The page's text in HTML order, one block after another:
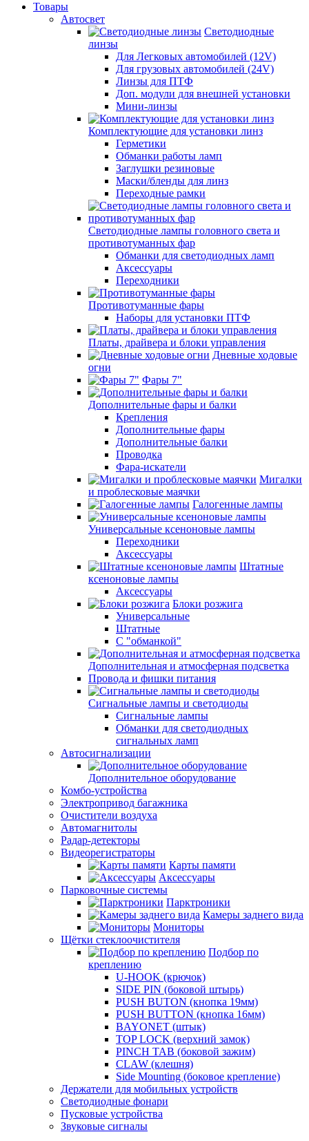
Товары
Автосвет
Светодиодные
линзы
Для Легковых автомобилей (12V)
Для грузовых автомобилей (24V)
Линзы для ПТФ
Доп. модули для внешней установки
Мини-линзы
Комплектующие для установки линз
Герметики
Обманки работы ламп
Заглушки резиновые
Маски/бленды для линз
Переходные рамки
Светодиодные лампы головного света и
противотуманных фар
Обманки для светодиодных ламп
Аксессуары
Переходники
Противотуманные фары
Наборы для установки ПТФ
Платы, драйвера и блоки управления
Дневные ходовые
огни
Фары 7"
Дополнительные фары и балки
Крепления
Дополнительные фары
Дополнительные балки
Проводка
Фара-искатели
Мигалки
и проблесковые маячки
Галогенные лампы
Универсальные ксеноновые лампы
Переходники
Аксессуары
Штатные
ксеноновые лампы
Аксессуары
Блоки розжига
Универсальные
Штатные
С "обманкой"
Дополнительная и атмосферная подсветка
Провода и фишки питания
Cигнальные лампы и светодиоды
Сигнальные лампы
Обманки для светодиодных
сигнальных ламп
Автосигнализации
Дополнительное оборудование
Комбо-устройства
Электропривод багажника
Очистители воздуха
Автомагнитолы
Радар-детекторы
Видеорегистраторы
Карты памяти
Аксессуары
Парковочные системы
Парктроники
Камеры заднего вида
Мониторы
Щётки стеклоочистителя
Подбор по
креплению
U-HOOK (крючок)
SIDE PIN (боковой штырь)
PUSH BUTON (кнопка 19мм)
PUSH BUTTON (кнопка 16мм)
BAYONET (штык)
TOP LOCK (верхний замок)
PINCH TAB (боковой зажим)
CLAW (клешня)
Side Mounting (боковое крепление)
Держатели для мобильных устройств
Светодиодные фонари
Пусковые устройства
Звуковые сигналы